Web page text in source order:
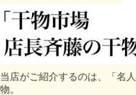
当店がご紹介するのは、「名
物。